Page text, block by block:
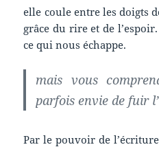
elle coule entre les doigts
grâce du rire et de
ce qui nous échappe.
mais vous
parfois envie de fuir
Par le pouvoir de